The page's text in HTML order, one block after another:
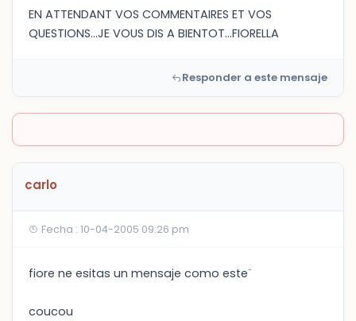
EN ATTENDANT VOS COMMENTAIRES ET VOS
QUESTIONS...JE VOUS DIS A BIENTOT...FIORELLA
Responder a este mensaje
carlo
Fecha : 10-04-2005 09:26 pm
fiore ne esitas un mensaje como este¨
coucou